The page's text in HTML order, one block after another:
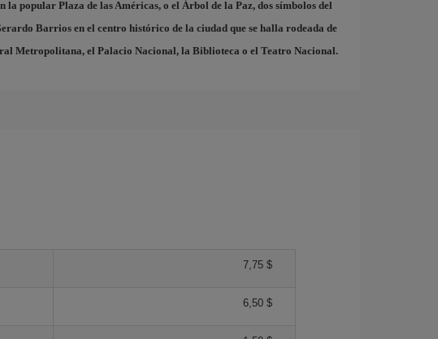
la popularPlaza de las Américas, o el Árbol de la Paz, dos símbolos del
Barriosen el centro histórico de la ciudad que se halla rodeada de
Metropolitana, el Palacio Nacional, la Biblioteca o el Teatro Nacional.
7,75 $
6,50 $